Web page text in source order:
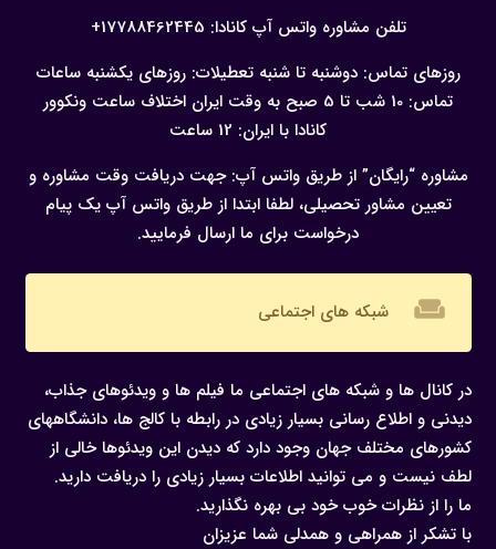
تلفن مشاوره واتس آپ کانادا: 17788462445+
روزهای تماس: دوشنبه تا شنبه تعطیلات: روزهای یکشنبه ساعات
تماس: 10 شب تا 5 صبح به وقت ایران
اختلاف ساعت ونکوور
کانادا با ایران: 12 ساعت
مشاوره “رایگان” از طریق واتس آپ: جهت دریافت وقت مشاوره و
تعیین مشاور تحصیلی، لطفا ابتدا از طریق واتس آپ یک پیام
درخواست برای ما ارسال فرمایید.
weekend شبکه های اجتماعی
در کانال ها و شبکه های اجتماعی ما فیلم ها و ویدئوهای جذاب،
دیدنی و اطلاع رسانی بسیار زیادی در رابطه با کالج ها، دانشگاههای
کشورهای مختلف جهان وجود دارد که دیدن این ویدئوها خالی از
لطف نیست و می توانید اطلاعات بسیار زیادی را دریافت دارید.
ما را از نظرات خوب خود بی بهره نگذارید.
با تشکر از همراهی و همدلی شما عزیزان